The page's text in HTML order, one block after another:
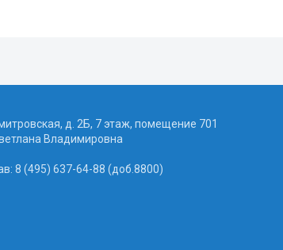
д. 2Б, 7 этаж, помещение 701
Владимировна
8 (495) 637-64-88 (доб.8800)